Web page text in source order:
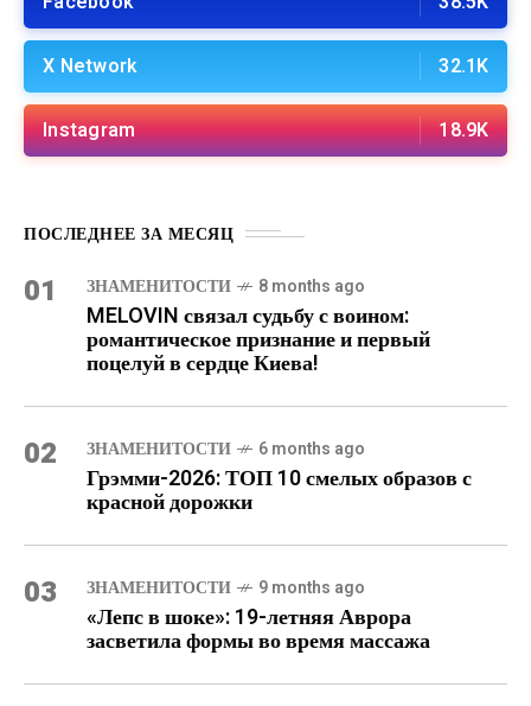
X Network 32.1K
Instagram 18.9K
ПОСЛЕДНЕЕ ЗА МЕСЯЦ
01 ЗНАМЕНИТОСТИ 8 months ago
MELOVIN связал судьбу с воином:
романтическое признание и первый
поцелуй в сердце Киева!
02 ЗНАМЕНИТОСТИ 6 months ago
Грэмми-2026: ТОП 10 смелых образов с
красной дорожки
03 ЗНАМЕНИТОСТИ 9 months ago
«Лепс в шоке»: 19-летняя Аврора
засветила формы во время массажа